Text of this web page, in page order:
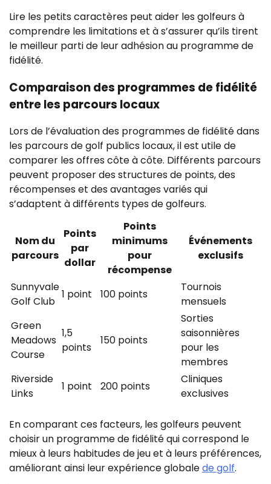
Lire les petits caractères peut aider les golfeurs à
comprendre les limitations et à s’assurer qu’ils tirent
le meilleur parti de leur adhésion au programme de
fidélité.
Comparaison des programmes de fidélité
entre les parcours locaux
Lors de l’évaluation des programmes de fidélité dans
les parcours de golf publics locaux, il est utile de
comparer les offres côte à côte. Différents parcours
peuvent proposer des structures de points, des
récompenses et des avantages variés qui
s’adaptent à différents types de golfeurs.
Nom du
parcours
Points
par
dollar
Points
minimums
pour
récompense
Événements
exclusifs
Sunnyvale
Golf Club
1 point 100 points
Tournois
mensuels
Green
Meadows
Course
1,5
points
150 points
Sorties
saisonnières
pour les
membres
Riverside
Links
1 point 200 points
Cliniques
exclusives
En comparant ces facteurs, les golfeurs peuvent
choisir un programme de fidélité qui correspond le
mieux à leurs habitudes de jeu et à leurs préférences,
améliorant ainsi leur expérience globalede golf.